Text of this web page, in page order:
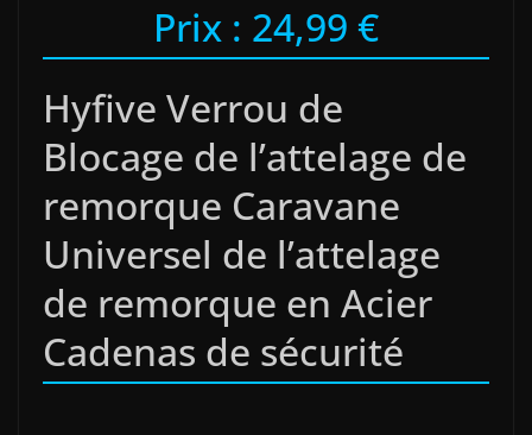
Prix : 24,99 €
Hyfive Verrou de
Blocage de l’attelage de
remorque Caravane
Universel de l’attelage
de remorque en Acier
Cadenas de sécurité